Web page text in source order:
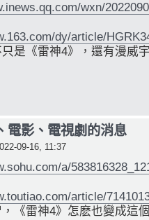
wxn/
dy/article/
是《雷神4》，還有漫威
電影、電視劇的消息
09-16, 11:37
a/
article/
《雷神4》怎麽也變成這